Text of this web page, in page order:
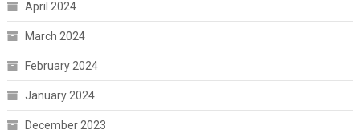
April 2024
March 2024
February 2024
January 2024
December 2023